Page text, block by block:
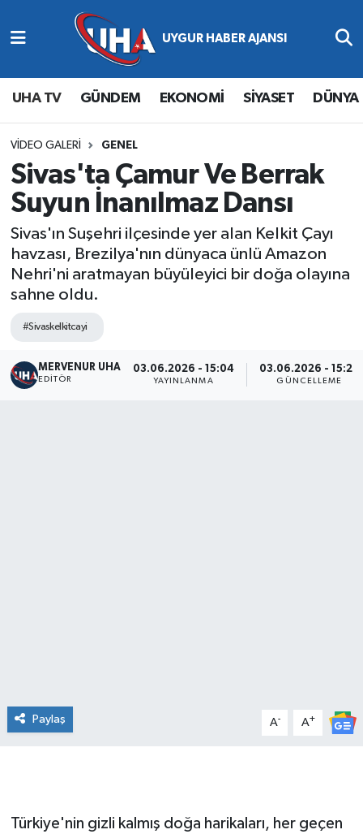
UHA TV GÜNDEM EKONOMİ SİYASET DÜNYA
VIDEO GALERI GENEL
Sivas'ta Çamur Ve Berrak
Suyun İnanılmaz Dansı
Sivas'ın Suşehri ilçesinde yer alan Kelkit Çayı
havzası, Brezilya'nın dünyaca ünlü Amazon
Nehri'ni aratmayan büyüleyici bir doğa olayına
sahne oldu.
#Sivaskelkitcayi
MERVENUR UHA
EDITÖR
03.06.2026 - 15:04
YAYINLANMA
03.06.2026 - 15:28
GÜNCELLEME
Paylaş A- A+
Türkiye'nin gizli kalmış doğa harikaları, her geçen
Abone Ol
Gündem
Ekonomi
Magazin
Siyaset
Spor
Nöbetçi Eczaneler
Hava Durumu
Namaz Vakitleri
Trafik Durumu
Süper Lig Puan Durumu ve Fikstür
Tüm Manşetler